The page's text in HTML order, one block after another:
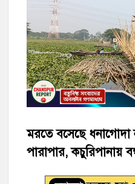
হাজীগঞ্জে শিক্ষার্থীদের লেখাপড়ার
অভিভাবক সমাবেশ
হাজীগঞ্জে অস্বাস্থ্যকর পরিবেশে
টাকা জরিমানা
হাজীগঞ্জে ৬ বছরের শিশুকে
হাজীগঞ্জ সরকারি মডেল পাইলট হাই
গণঅভ্যুত্থান দিবস’ পালিত
মরতে বসেছে ধনাগোদা
পারাপার, কচুরিপানায়